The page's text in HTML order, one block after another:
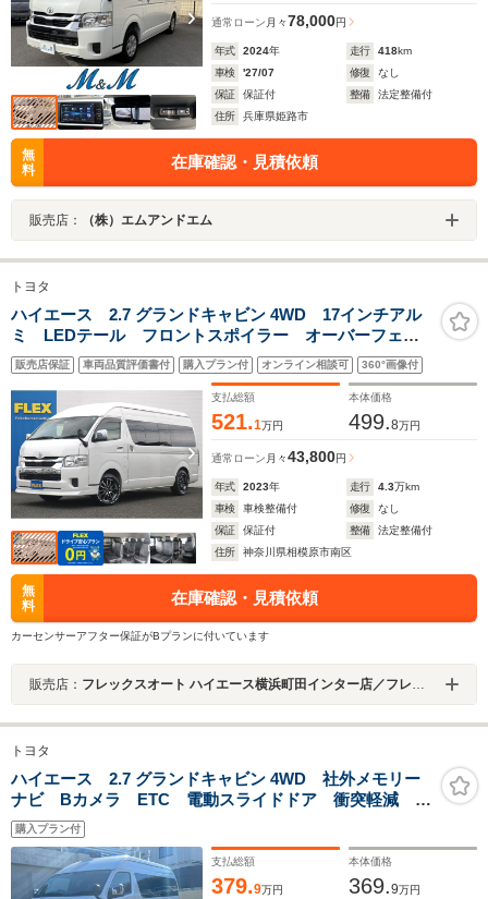
通常ローン 月々78,000円
年式 2024年 走行 418km
車検
'27/07 修復
なし
保証
保証付 整備
法定整備付
住所
兵庫県姫路市
無
料
在庫確認・見積依頼
販売店： （株）エムアンドエム
トヨタ
ハイエース 2.7 グランドキャビン 4WD 17インチアル
ミ LEDテール フロントスポイラー オーバーフェン
ダー ナスカータイヤ シートカバー 純正ナビ
ETC フロアマット ドアバイザー 4WD バックカメ
ラ プッシュスタート
販売店保証 車両品質評価書付 購入プラン付 オンライン相談可 360°画像付
支払総額
521.1万円
本体価格
499.8万円
通常ローン 月々43,800円
年式 2023年 走行 4.3万km
車検
車検整備付 修復
なし
保証
保証付 整備
法定整備付
住所
神奈川県相模原市南区
無
料
在庫確認・見積依頼
カーセンサーアフター保証がBプランに付いています
販売店： フレックスオート ハイエース横浜町田インター店／フレックスオート株式会社
トヨタ
ハイエース 2.7 グランドキャビン 4WD 社外メモリー
ナビ Bカメラ ETC 電動スライドドア 衝突軽減 車
線逸脱警報 スマートキー プッシュスタート リヤヒ
ーター リヤクーラー 盗難防止 ソナー MTモード
取説 保証書
購入プラン付
支払総額
379.9万円
本体価格
369.9万円